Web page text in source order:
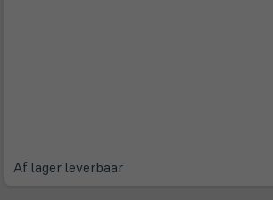
Af lager leverbaar